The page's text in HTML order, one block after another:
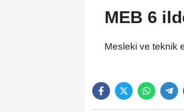
MEB 6
Mesleki ve teknik